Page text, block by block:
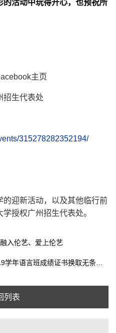
活动中玩得开心，也预祝所
主页
招生代表处
315278282352194/
迎新活动，以及其他临行前
授权广州招生代表处。
入伦艺、爱上伦艺
列表